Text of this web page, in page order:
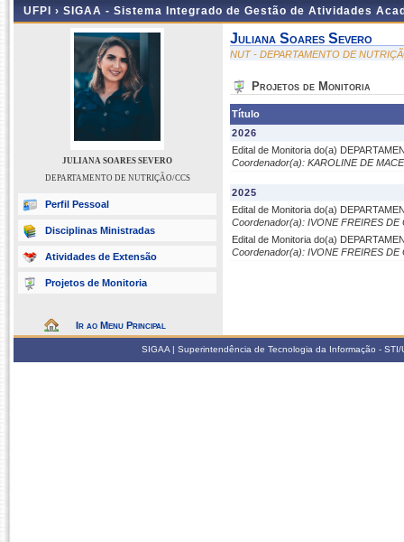
UFPI › SIGAA - Sistema Integrado de Gestão de Atividades
JULIANA SOARES SEVERO
DEPARTAMENTO DE NUTRIÇÃO/CCS
Perfil Pessoal
Disciplinas Ministradas
Atividades de Extensão
Projetos de Monitoria
Ir ao Menu Principal
Juliana Soares Severo
NUT - DEPARTAMENTO DE
Projetos de Monitoria
Título
2026
Edital de Monitoria do(a)
Coordenador(a): KAROLINE DE
2025
Edital de Monitoria do(a)
Coordenador(a): IVONE FREIRES DE
Edital de Monitoria do(a)
Coordenador(a): IVONE FREIRES DE
SIGAA | Superintendência de Tecnologia da Informação -